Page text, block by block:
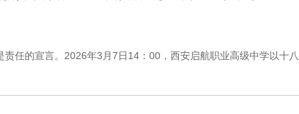
责任的宣言。2026年3月7日14：00，西安启航职业高级中学以十八